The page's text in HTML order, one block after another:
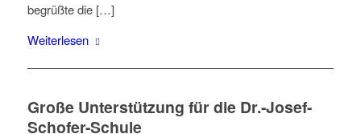
begrüßte die […]
Weiterlesen
Große Unterstützung für die Dr.-Josef-
Schofer-Schule